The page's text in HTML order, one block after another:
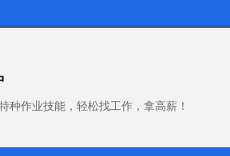
种作业技能，轻松找工作，拿高薪！